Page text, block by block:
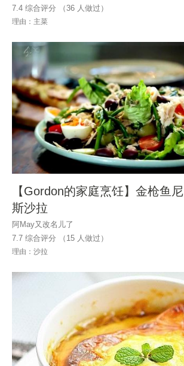
7.4 综合评分 （36 人做过）
理由：主菜
【Gordon的家庭烹饪】金枪鱼尼
斯沙拉
阿May又改名儿了
7.7 综合评分 （ 15 人做过）
理由：沙拉